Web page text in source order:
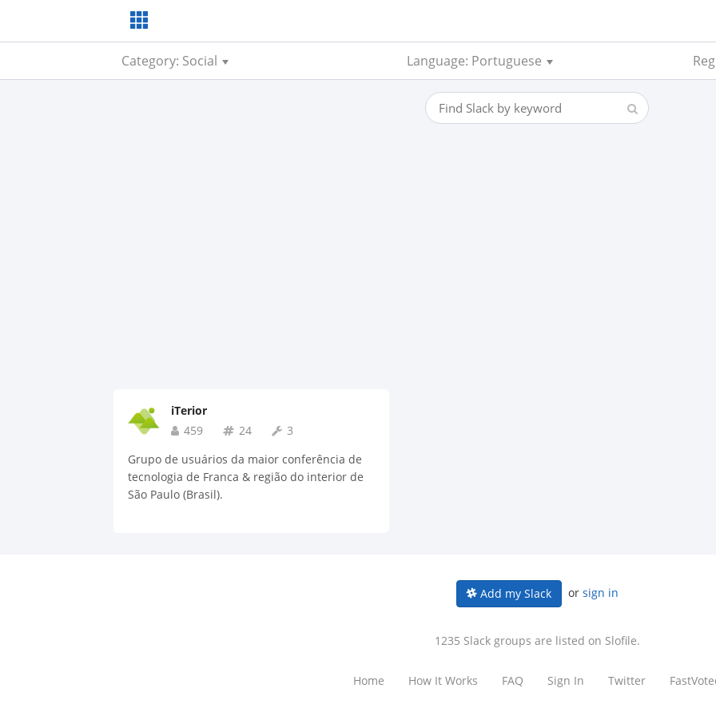
Category: Social Language: Portuguese
iTerior
459
24
3
Grupo de usuários da maior conferência de
tecnologia de Franca & região do interior de
São Paulo (Brasil).
Add my Slack or sign in
1235 Slack groups are listed on Slofile.
Home How It Works FAQ Sign In Twitter